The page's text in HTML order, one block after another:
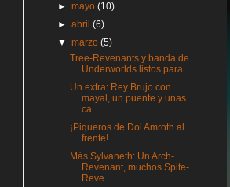
►mayo(10)
►abril(6)
▼marzo(5)
Tree-Revenants y banda de
Underworlds listos para ...
Un extra: Rey Brujo con
mayal, un puente y unas
ca...
¡Piqueros de Dol Amroth al
frente!
Más Sylvaneth: Un Arch-
Revenant, muchos Spite-
Reve...